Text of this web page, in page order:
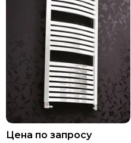
Цена по запросу